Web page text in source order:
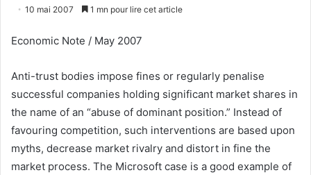
10 mai 2007 1 mn pour lire cet article
Economic Note / May 2007
Anti-trust bodies impose fines or regularly penalise
successful companies holding significant market shares in
the name of an “abuse of dominant position.” Instead of
favouring competition, such interventions are based upon
myths, decrease market rivalry and distort in fine the
market process. The Microsoft case is a good example of